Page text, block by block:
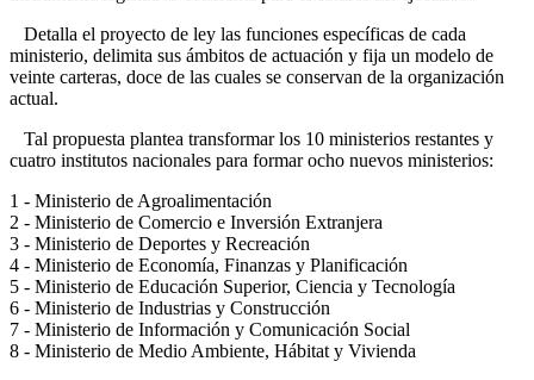
Detalla el proyecto de ley las funciones específicas de cada
ministerio, delimita sus ámbitos de actuación y fija un modelo de
veinte carteras, doce de las cuales se conservan de la organización
actual.
Tal propuesta plantea transformar los 10 ministerios restantes y
cuatro institutos nacionales para formar ocho nuevos ministerios:
1 - Ministerio de Agroalimentación
2 - Ministerio de Comercio e Inversión Extranjera
3 - Ministerio de Deportes y Recreación
4 - Ministerio de Economía, Finanzas y Planificación
5 - Ministerio de Educación Superior, Ciencia y Tecnología
6 - Ministerio de Industrias y Construcción
7 - Ministerio de Información y Comunicación Social
8 - Ministerio de Medio Ambiente, Hábitat y Vivienda